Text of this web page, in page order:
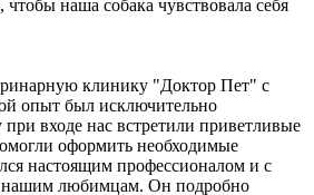
чтобы наша собака чувствовала себя
клинику "Доктор Пет" с
опыт был исключительно
входе нас встретили приветливые
оформить необходимые
настоящим профессионалом и с
нашим любимцам. Он подробно